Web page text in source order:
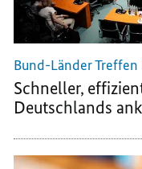
Bund-Länder
Schneller,
Deutschlands